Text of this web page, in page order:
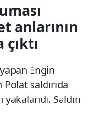
anlarının
Engin
Polat saldırıda
Saldırı